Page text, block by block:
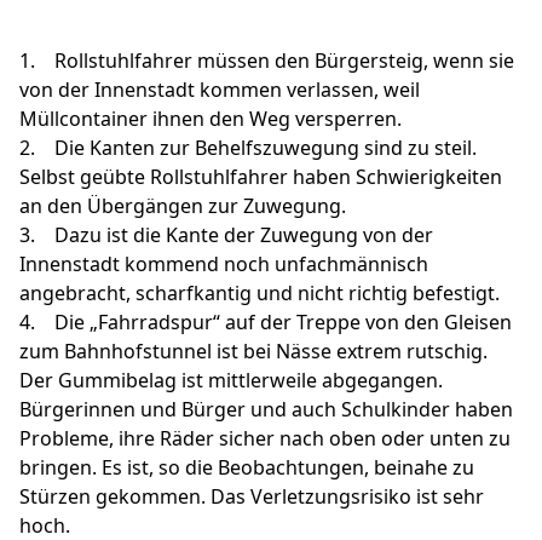
1. Rollstuhlfahrer müssen den Bürgersteig, wenn sie
von der Innenstadt kommen verlassen, weil
Müllcontainer ihnen den Weg versperren.
2. Die Kanten zur Behelfszuwegung sind zu steil.
Selbst geübte Rollstuhlfahrer haben Schwierigkeiten
an den Übergängen zur Zuwegung.
3. Dazu ist die Kante der Zuwegung von der
Innenstadt kommend noch unfachmännisch
angebracht, scharfkantig und nicht richtig befestigt.
4. Die „Fahrradspur“ auf der Treppe von den Gleisen
zum Bahnhofstunnel ist bei Nässe extrem rutschig.
Der Gummibelag ist mittlerweile abgegangen.
Bürgerinnen und Bürger und auch Schulkinder haben
Probleme, ihre Räder sicher nach oben oder unten zu
bringen. Es ist, so die Beobachtungen, beinahe zu
Stürzen gekommen. Das Verletzungsrisiko ist sehr
hoch.